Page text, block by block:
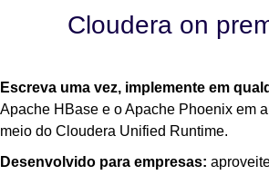
Cloudera on
Escreva uma vez, implemente em
Apache HBase e o Apache Phoenix em
meio do Cloudera Unified Runtime.
Desenvolvido para empresas: